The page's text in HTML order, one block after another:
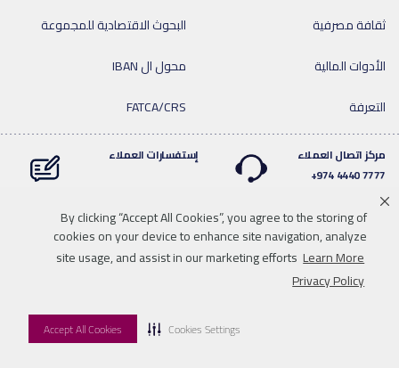
By clicking “Accept All Cookies”, you agree to the storing of
cookies on your device to enhance site navigation, analyze
site usage, and assist in our marketing efforts Learn More
Privacy Policy
Accept All Cookies Cookies Settings
البحوث الاقتصادية للمجموعة
ثقافة مصرفية
محول ال IBAN
الأدوات المالية
FATCA/CRS
التعرفة
مركز اتصال العملاء
7777 4440 974+
إستفسارات العملاء
LinkedinInstagramfacebookWhatsapp
twitteryoutube
للاتصال بنا تحميل الوسائط خريطة الموقع سياسة الخصوصية
© 2026 QNB